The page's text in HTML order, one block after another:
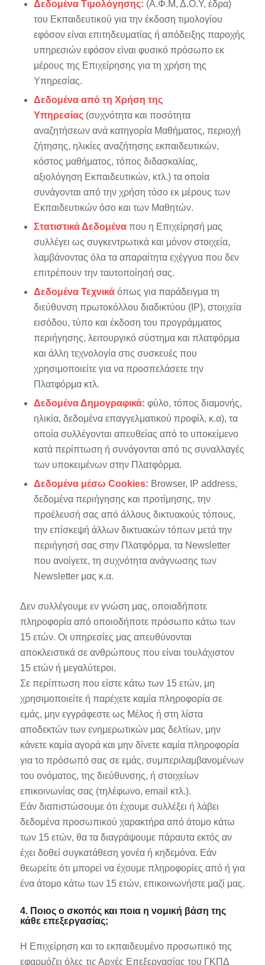
Δεδομένα Τιμολόγησης: (Α.Φ.Μ, Δ.Ο.Υ, έδρα)
του Εκπαιδευτικού για την έκδοση τιμολογίου
εφόσον είναι επιτηδευματίας ή απόδειξης παροχής
υπηρεσιών εφόσον είναι φυσικό πρόσωπο εκ
μέρους της Επιχείρησης για τη χρήση της
Υπηρεσίας.
Δεδομένα από τη Χρήση της
Υπηρεσίας(συχνότητα και ποσότητα
αναζητήσεων ανά κατηγορία Μαθήματος, περιοχή
ζήτησης, ηλικίες αναζήτησης εκπαιδευτικών,
κόστος μαθήματος, τόπος διδασκαλίας,
αξιολόγηση Εκπαιδευτικών, κτλ.) τα οποία
συνάγονται από την χρήση τόσο εκ μέρους των
Εκπαιδευτικών όσο και των Μαθητών.
Στατιστικά Δεδομέναπου η Επιχείρησή μας
συλλέγει ως συγκεντρωτικά και μόνον στοιχεία,
λαμβάνοντας όλα τα απαραίτητα εχέγγυα που δεν
επιτρέπουν την ταυτοποίησή σας.
Δεδομένα Τεχνικάόπως για παράδειγμα τη
διεύθυνση πρωτοκόλλου διαδικτύου (IP), στοιχεία
εισόδου, τύπο και έκδοση του προγράμματος
περιήγησης, λειτουργικό σύστημα και πλατφόρμα
και άλλη τεχνολογία στις συσκευές που
χρησιμοποιείτε για να προσπελάσετε την
Πλατφόρμα κτλ.
Δεδομένα Δημογραφικά: φύλο, τόπος διαμονής,
ηλικία, δεδομένα επαγγελματικού προφίλ, κ.α), τα
οποία συλλέγονται απευθείας από το υποκείμενο
κατά περίπτωση ή συνάγονται από τις συναλλαγές
των υποκειμένων στην Πλατφόρμα.
Δεδομένα μέσω Cookies: Browser, IP address,
δεδομένα περιήγησης και προτίμησης, την
προέλευσή σας από άλλους δικτυακούς τόπους,
την επίσκεψή άλλων δικτυακών τόπων μετά την
περιήγησή σας στην Πλατφόρμα, τα Newsletter
που ανοίγετε, τη συχνότητα ανάγνωσης των
Newsletter μας κ.α.
Δεν συλλέγουμε εν γνώση μας, οποιαδήποτε
πληροφορία από οποιοδήποτε πρόσωπο κάτω των
15 ετών. Οι υπηρεσίες μας απευθύνονται
αποκλειστικά σε ανθρώπους που είναι τουλάχιστον
15 ετών ή μεγαλύτεροι.
Σε περίπτωση που είστε κάτω των 15 ετών, μη
χρησιμοποιείτε ή παρέχετε καμία πληροφορία σε
εμάς, μην εγγράφεστε ως Μέλος ή στη λίστα
αποδεκτών των ενημερωτικών μας δελτίων, μην
κάνετε καμία αγορά και μην δίνετε καμία πληροφορία
για το πρόσωπό σας σε εμάς, συμπεριλαμβανομένων
του ονόματος, της διεύθυνσης, ή στοιχείων
επικοινωνίας σας (τηλέφωνο, email κτλ.).
Εάν διαπιστώσουμε ότι έχουμε συλλέξει ή λάβει
δεδομένα προσωπικού χαρακτήρα από άτομο κάτω
των 15 ετών, θα τα διαγράψουμε πάραυτα εκτός αν
έχει δοθεί συγκατάθεση γονέα ή κηδεμόνα. Εάν
θεωρείτε ότι μπορεί να έχουμε πληροφορίες από ή για
ένα άτομο κάτω των 15 ετών, επικοινωνήστε μαζί μας.
4. Ποιος ο σκοπός και ποια η νομική βάση της
κάθε επεξεργασίας;
Η Επιχείρηση και το εκπαιδευμένο προσωπικό της
εφαρμόζει όλες τις Αρχές Επεξεργασίας του ΓΚΠΔ